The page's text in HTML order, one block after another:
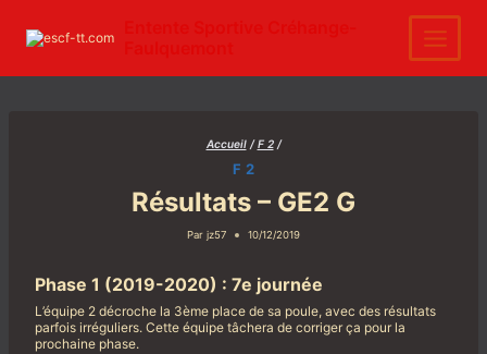
contenu
Accueil / F 2 /
F 2
Résultats – GE2 G
Par jz57 10/12/2019
Phase 1 (2019-2020) : 7e journée
L’équipe 2 décroche la 3ème place de sa poule, avec des résultats
parfois irréguliers. Cette équipe tâchera de corriger ça pour la
prochaine phase.